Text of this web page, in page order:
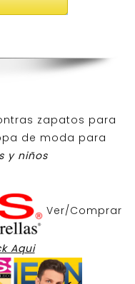
zapatos para
de moda para
y niños
Ver/Comprar
Aqui